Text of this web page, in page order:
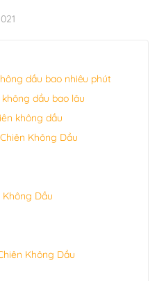
dầu bao nhiêu phút
dầu bao lâu
không dầu
Không Dầu
Không Dầu
Không Dầu